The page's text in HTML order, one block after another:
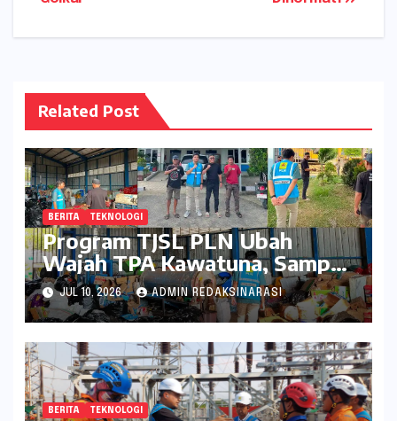
Related Post
BERITA TEKNOLOGI
Program TJSL PLN Ubah
Wajah TPA Kawatuna, Sampah
Kini Bernilai Ekonomi dan
Lingkungan
JUL 10, 2026 ADMIN REDAKSINARASI
BERITA TEKNOLOGI